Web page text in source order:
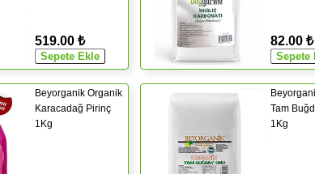
519.00 ₺ 82.00 ₺
Beyorganik Organik
Karacadağ Pirinç
1Kg
Tam
1Kg